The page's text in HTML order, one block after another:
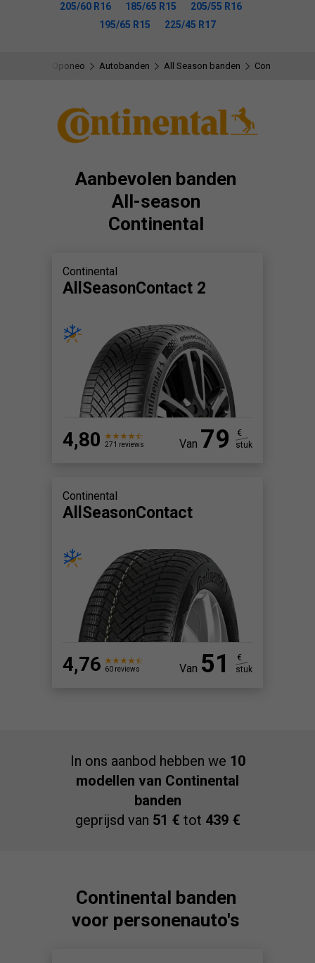
205/60 R16 185/65 R15
205/55 R16
195/65 R15
225/45 R17
Oponeo Autobanden All Season banden Continental
Aanbevolen banden
All-season
Continental
Continental
AllSeasonContact 2
4,80 271 reviews Van 79
€
stuk
Continental
AllSeasonContact
4,76 60 reviews Van 51
€
stuk
In ons aanbod hebben we 10
modellen van Continental
banden
geprijsd van 51 € tot 439 €
Continental banden
voor personenauto's